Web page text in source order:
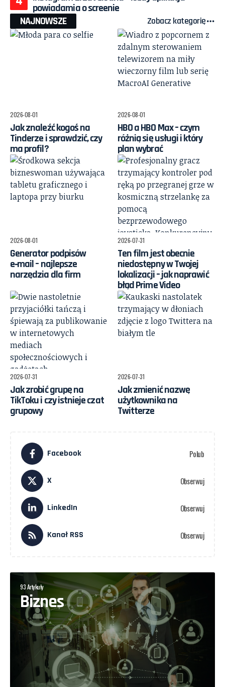
powiadamia o screenie
NAJNOWSZE
Zobacz kategorię
2026-08-01
Jak znaleźć kogoś na
Tinderze i sprawdzić, czy
ma profil?
2026-08-01
HBO a HBO Max – czym
różnią się usługi i który
plan wybrać
2026-08-01
Generator podpisów
e‑mail – najlepsze
narzędzia dla firm
2026-07-31
Ten film jest obecnie
niedostępny w Twojej
lokalizacji – jak naprawić
błąd Prime Video
2026-07-31
Jak zrobić grupę na
TikToku i czy istnieje czat
grupowy
2026-07-31
Jak zmienić nazwę
użytkownika na
Twitterze
Facebook Polub
X Obserwuj
LinkedIn Obserwuj
Kanał RSS Obserwuj
93 Artykuły
Biznes